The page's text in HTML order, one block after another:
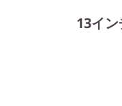
13イ